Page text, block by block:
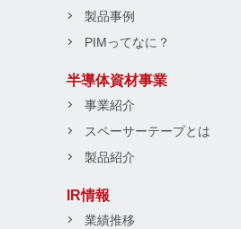
製品事例
PIMってなに？
半導体資材事業
事業紹介
スペーサーテープとは
製品紹介
IR情報
業績推移